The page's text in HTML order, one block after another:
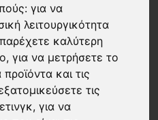
για να
λειτουργικότητα
καλύτερη
,για να μετρήσετε το
και τις
τις
,για να